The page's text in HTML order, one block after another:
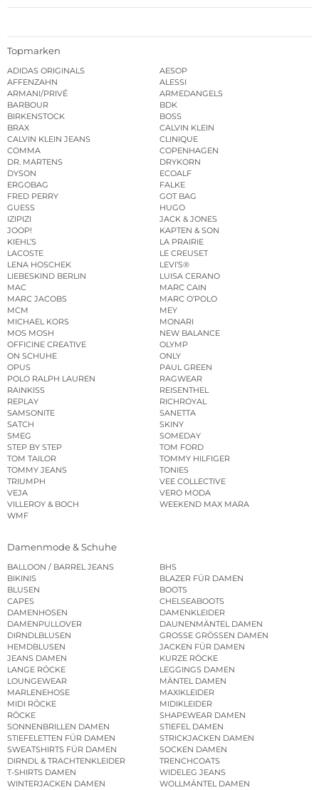
Topmarken
ADIDAS ORIGINALS
AESOP
AFFENZAHN
ALESSI
ARMANI/PRIVÉ
ARMEDANGELS
BARBOUR
BDK
BIRKENSTOCK
BOSS
BRAX
CALVIN KLEIN
CALVIN KLEIN JEANS
CLINIQUE
COMMA
COPENHAGEN
DR. MARTENS
DRYKORN
DYSON
ECOALF
ERGOBAG
FALKE
FRED PERRY
GOT BAG
GUESS
HUGO
IZIPIZI
JACK & JONES
JOOP!
KAPTEN & SON
KIEHL’S
LA PRAIRIE
LACOSTE
LE CREUSET
LENA HOSCHEK
LEVI’S®
LIEBESKIND BERLIN
LUISA CERANO
MAC
MARC CAIN
MARC JACOBS
MARC O’POLO
MCM
MEY
MICHAEL KORS
MONARI
MOS MOSH
NEW BALANCE
OFFICINE CREATIVE
OLYMP
ON SCHUHE
ONLY
OPUS
PAUL GREEN
POLO RALPH LAUREN
RAGWEAR
RAINKISS
REISENTHEL
REPLAY
RICHROYAL
SAMSONITE
SANETTA
SATCH
SKINY
SMEG
SOMEDAY
STEP BY STEP
TOM FORD
TOM TAILOR
TOMMY HILFIGER
TOMMY JEANS
TONIES
TRIUMPH
VEE COLLECTIVE
VEJA
VERO MODA
VILLEROY & BOCH
WEEKEND MAX MARA
WMF
Damenmode & Schuhe
BALLOON / BARREL JEANS
BHS
BIKINIS
BLAZER FÜR DAMEN
BLUSEN
BOOTS
CAPES
CHELSEABOOTS
DAMENHOSEN
DAMENKLEIDER
DAMENPULLOVER
DAUNENMÄNTEL DAMEN
DIRNDLBLUSEN
GROSSE GRÖSSEN DAMEN
HEMDBLUSEN
JACKEN FÜR DAMEN
JEANS DAMEN
KURZE RÖCKE
LANGE RÖCKE
LEGGINGS DAMEN
LOUNGEWEAR
MÄNTEL DAMEN
MARLENEHOSE
MAXIKLEIDER
MIDI RÖCKE
MIDIKLEIDER
RÖCKE
SHAPEWEAR DAMEN
SONNENBRILLEN DAMEN
STIEFEL DAMEN
STIEFELETTEN FÜR DAMEN
STRICKJACKEN DAMEN
SWEATSHIRTS FÜR DAMEN
SOCKEN DAMEN
DIRNDL & TRACHTENKLEIDER
TRENCHCOATS
T-SHIRTS DAMEN
WIDELEG JEANS
WINTERJACKEN DAMEN
WOLLMÄNTEL DAMEN